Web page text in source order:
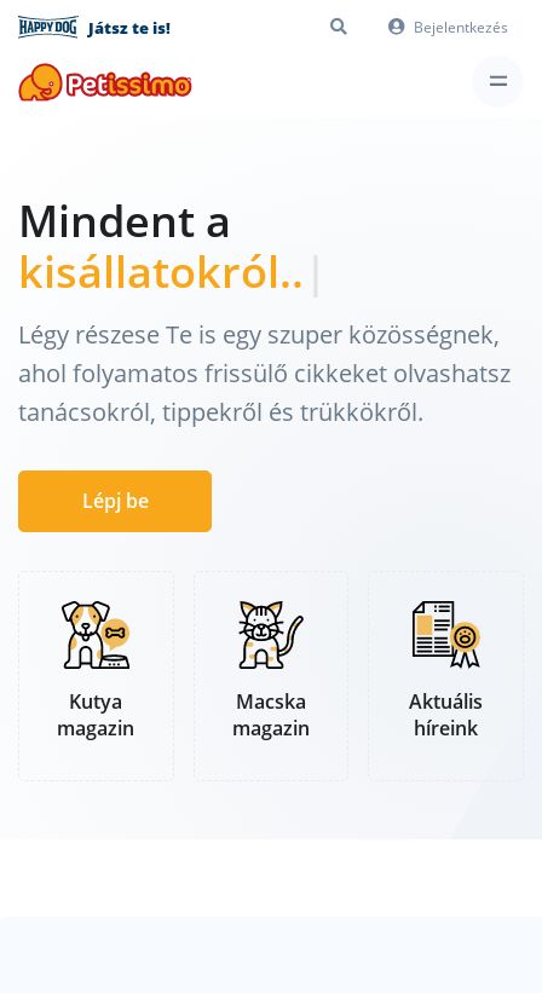
Játsz te is! Bejelentkezés
Mindent a
kisállatokról...|
Légy részese Te is egy szuper közösségnek,
ahol folyamatos frissülő cikkeket olvashatsz
tanácsokról, tippekről és trükkökről.
Lépj be
Kutya
magazin
Macska
magazin
Aktuális
híreink